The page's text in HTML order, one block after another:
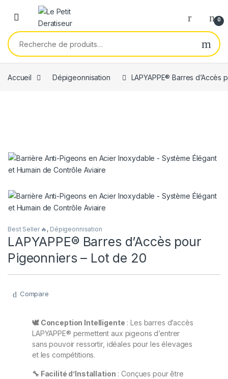
Skip to navigation
Skip to content
0
Recherche pour :
Accueil Dépigeonnisation LAPYAPPE® Barres
Best Seller 🔥 , Dépigeonnisation
LAPYAPPE® Barres d’Accès pour
Pigeonniers – Lot de 20
Compare
🕊️ Conception Intelligente : Les barres d’accès
LAPYAPPE® permettent aux pigeons d’entrer
sans pouvoir ressortir, idéales pour les élevages
et les compétitions.
🔧 Facilité d’Installation : Conçues pour être